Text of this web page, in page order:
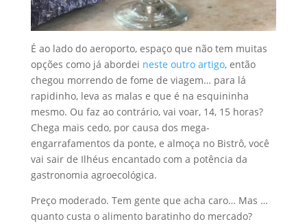
É ao lado do aeroporto, espaço que não tem muitas
opções como já abordei neste outro artigo, então
chegou morrendo de fome de viagem… para lá
rapidinho, leva as malas e que é na esquininha
mesmo. Ou faz ao contrário, vai voar, 14, 15 horas?
Chega mais cedo, por causa dos mega-
engarrafamentos da ponte, e almoça no Bistrô, você
vai sair de Ilhéus encantado com a potência da
gastronomia agroecológica.
Preço moderado. Tem gente que acha caro… Mas …
quanto custa o alimento baratinho do mercado?